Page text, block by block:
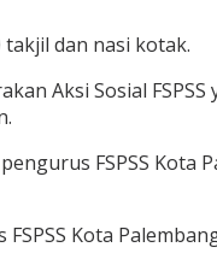
takjil dan nasi kotak.
Aksi Sosial
FSPSS Kota
Kota